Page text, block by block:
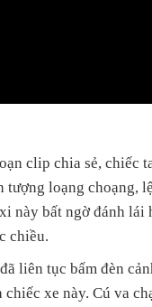
clip chia sẻ, chiếc
tượng loạng choạng,
này bất ngờ đánh lái
chiều.
liên tục bấm đèn
xe này. Cú va